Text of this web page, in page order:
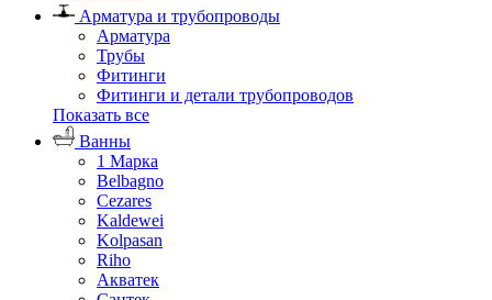
Арматура и трубопроводы
Арматура
Трубы
Фитинги
Фитинги и детали трубопроводов
Показать все
Ванны
1 Марка
Belbagno
Cezares
Kaldewei
Kolpasan
Riho
Акватек